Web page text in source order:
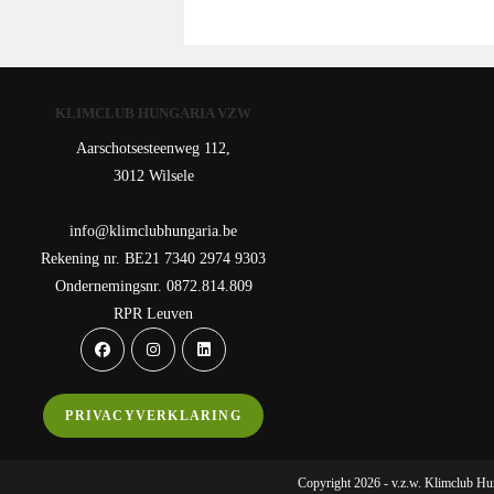
KLIMCLUB HUNGARIA VZW
Aarschotsesteenweg 112,
3012 Wilsele
info@klimclubhungaria.be
Rekening nr. BE21 7340 2974 9303
Ondernemingsnr. 0872.814.809
RPR Leuven
Opens
in
a
new
Opens
in
a
new
Opens
a
new
PRIVACYVERKLARING
Copyright 2026 - v.z.w. Klimclub